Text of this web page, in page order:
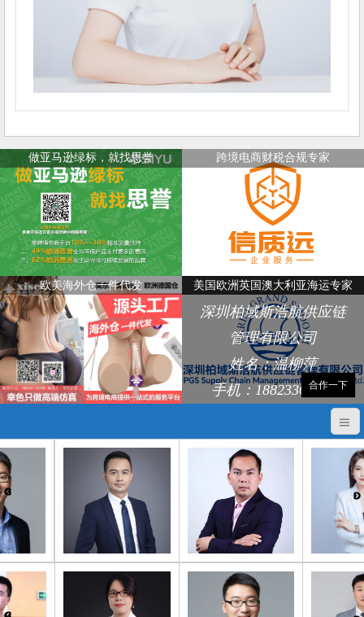
做亚马逊绿标，就找思誉 跨境电商财税合规专家
欧美海外仓一件代发 美国欧洲英国澳大利亚海运专家
深圳柏域斯浩航供应链
管理有限公司
姓名：温柳萍
手机：18823368248
合作一下